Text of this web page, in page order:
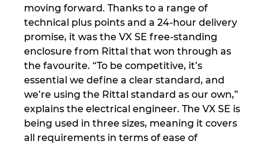
moving forward. Thanks to a range of
technical plus points and a 24-hour delivery
promise, it was the VX SE free-standing
enclosure from Rittal that won through as
the favourite. “To be competitive, it’s
essential we define a clear standard, and
we’re using the Rittal standard as our own,”
explains the electrical engineer. The VX SE is
being used in three sizes, meaning it covers
all requirements in terms of ease of